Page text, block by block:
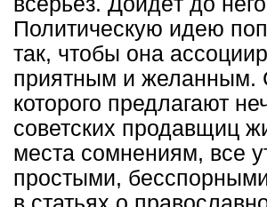
Политическую идею
так, чтобы она
приятным и желанным.
которого предлагают
советских продавщиц
места сомнениям, все
простыми,